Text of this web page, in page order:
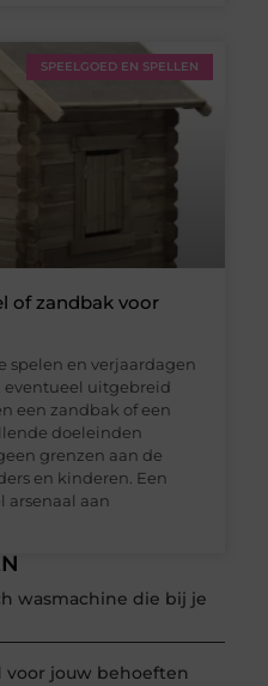
wasmachine die bij je
voor jouw behoeften
SPEELGOED EN SPELLEN
of zandbak voor
spelen en verjaardagen
eventueel uitgebreid
een zandbak of een
doeleinden
grenzen aan de
en kinderen. Een
arsenaal aan